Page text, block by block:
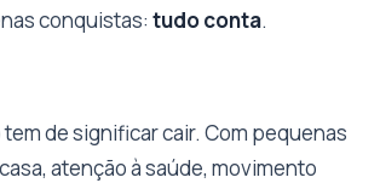
conquistas: tudo conta.
de significar cair. Com pequenas
atenção à saúde, movimento